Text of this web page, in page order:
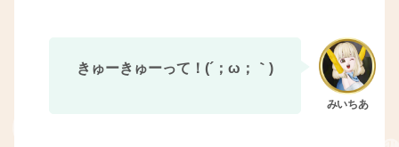
きゅーきゅーって！(´；ω；｀)